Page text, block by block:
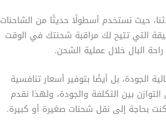
حيث نستخدم أسطولًا حديثًا من الشاحنات
التي تتيح لك مراقبة شحنتك في الوقت
البال خلال عملية الشحن.
الجودة، بل أيضًا بتوفير أسعار تنافسية
بين التكلفة والجودة، ولهذا نقدم
بحاجة إلى نقل شحنات صغيرة أو كبيرة.